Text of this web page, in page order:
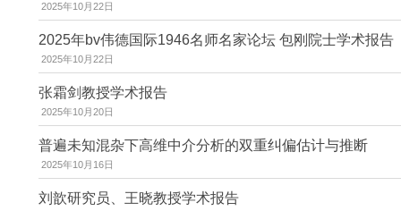
2025年10月22日
2025年bv伟德国际1946名师名家论坛 包刚院士学术报告
2025年10月22日
张霜剑教授学术报告
2025年10月20日
普遍未知混杂下高维中介分析的双重纠偏估计与推断
2025年10月16日
刘歆研究员、王晓教授学术报告